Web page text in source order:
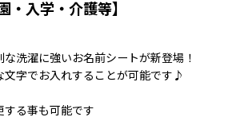
・入学・介護等】
洗濯に強いお名前シートが新登場！
文字でお入れすることが可能です♪
する事も可能です